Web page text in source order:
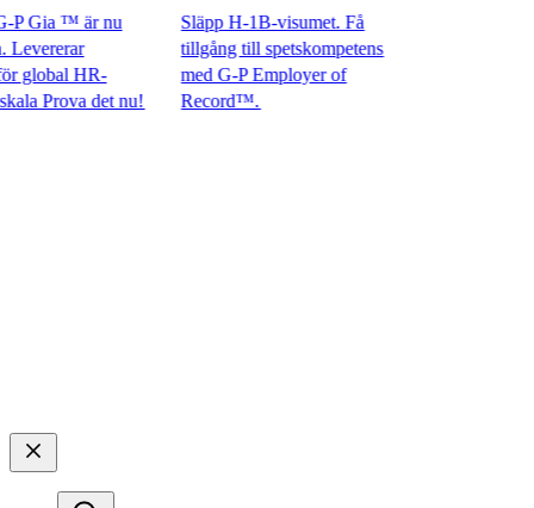
™ är nu
HR-
Prova det nu!​​
Släpp H-1B-visumet. Få
tillgång till spetskompetens
med G-P Employer of
Record™.​​